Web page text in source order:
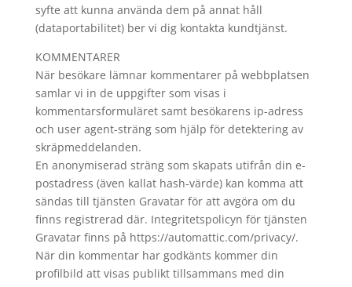
syfte att kunna använda dem på annat håll
(dataportabilitet) ber vi dig kontakta kundtjänst.
KOMMENTARER
När besökare lämnar kommentarer på webbplatsen
samlar vi in de uppgifter som visas i
kommentarsformuläret samt besökarens ip-adress
och user agent-sträng som hjälp för detektering av
skräpmeddelanden.
En anonymiserad sträng som skapats utifrån din e-
postadress (även kallat hash-värde) kan komma att
sändas till tjänsten Gravatar för att avgöra om du
finns registrerad där. Integritetspolicyn för tjänsten
Gravatar finns på https://automattic.com/privacy/.
När din kommentar har godkänts kommer din
profilbild att visas publikt tillsammans med din